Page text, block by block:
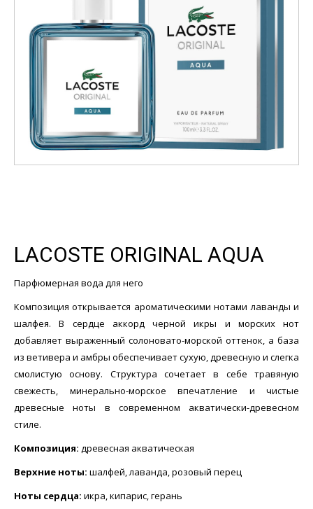
LACOSTE ORIGINAL AQUA
Парфюмерная вода для него
Композиция открывается ароматическими нотами лаванды и
шалфея. В сердце аккорд черной икры и морских нот
добавляет выраженный солоновато-морской оттенок, а база
из ветивера и амбры обеспечивает сухую, древесную и слегка
смолистую основу. Структура сочетает в себе травяную
свежесть, минерально-морское впечатление и чистые
древесные ноты в современном акватически-древесном
стиле.
Композиция: древесная акватическая
Верхние ноты: шалфей, лаванда, розовый перец
Ноты сердца: икра, кипарис, герань